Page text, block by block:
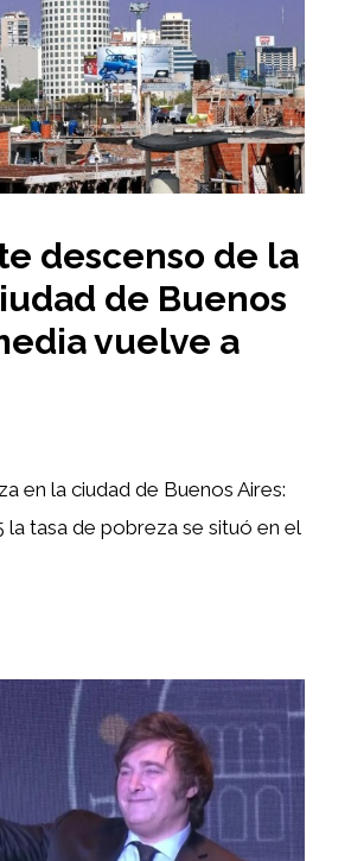
descenso de la
de Buenos
vuelve a
en la ciudad de Buenos Aires:
tasa de pobreza se situó en el